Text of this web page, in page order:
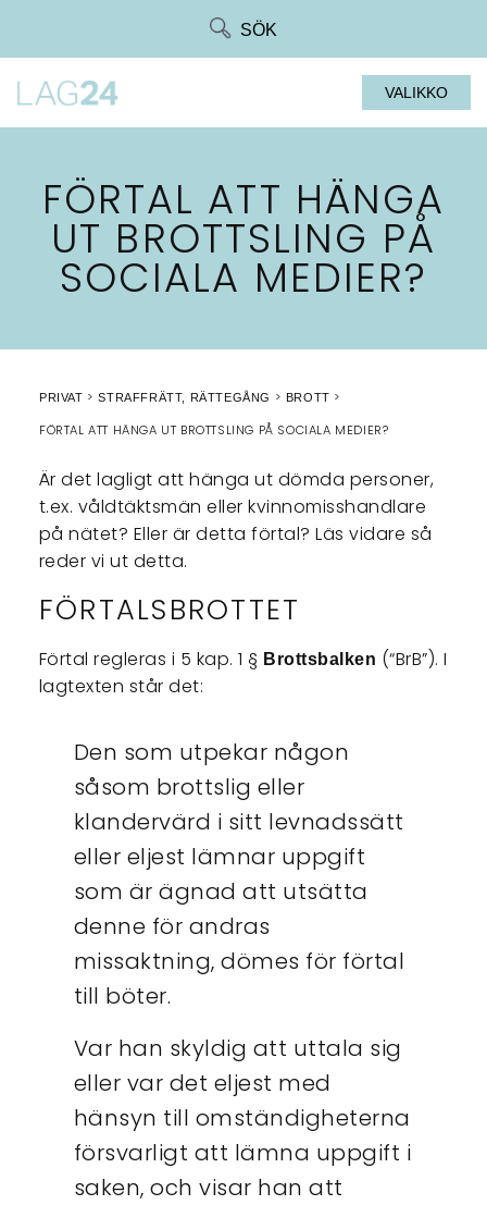
SÖK
VALIKKO
FÖRTAL ATT HÄNGA
UT BROTTSLING PÅ
SOCIALA MEDIER?
PRIVAT STRAFFRÄTT, RÄTTEGÅNG BROTT
FÖRTAL ATT HÄNGA UT BROTTSLING PÅ SOCIALA MEDIER?
Är det lagligt att hänga ut dömda personer,
t.ex. våldtäktsmän eller kvinnomisshandlare
på nätet? Eller är detta förtal? Läs vidare så
reder vi ut detta.
FÖRTALSBROTTET
Förtal regleras i 5 kap. 1 § Brottsbalken (“BrB”). I
lagtexten står det:
Den som utpekar någon
såsom brottslig eller
klandervärd i sitt levnadssätt
eller eljest lämnar uppgift
som är ägnad att utsätta
denne för andras
missaktning, dömes för förtal
till böter.
Var han skyldig att uttala sig
eller var det eljest med
hänsyn till omständigheterna
försvarligt att lämna uppgift i
saken, och visar han att